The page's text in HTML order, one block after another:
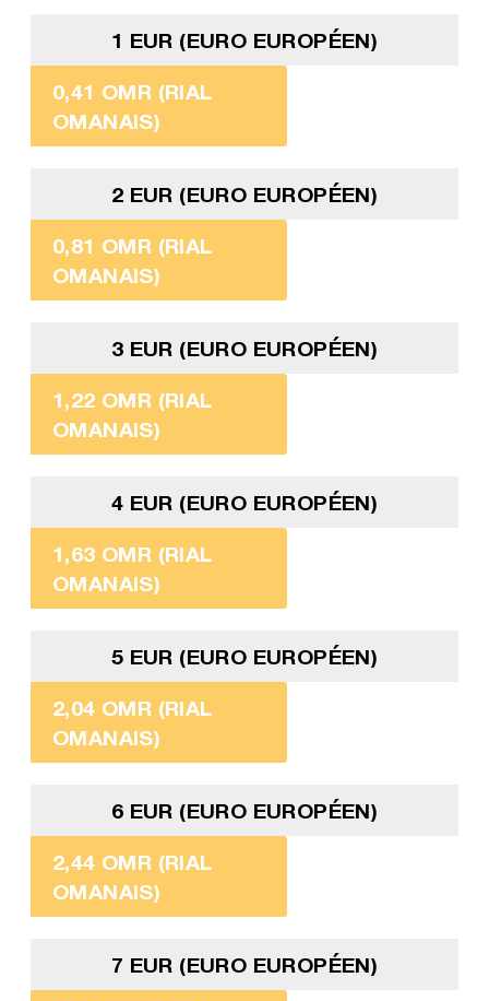
1 EUR (EURO EUROPÉEN)
0,41 OMR (RIAL
OMANAIS)
2 EUR (EURO EUROPÉEN)
0,81 OMR (RIAL
OMANAIS)
3 EUR (EURO EUROPÉEN)
1,22 OMR (RIAL
OMANAIS)
4 EUR (EURO EUROPÉEN)
1,63 OMR (RIAL
OMANAIS)
5 EUR (EURO EUROPÉEN)
2,04 OMR (RIAL
OMANAIS)
6 EUR (EURO EUROPÉEN)
2,44 OMR (RIAL
OMANAIS)
7 EUR (EURO EUROPÉEN)